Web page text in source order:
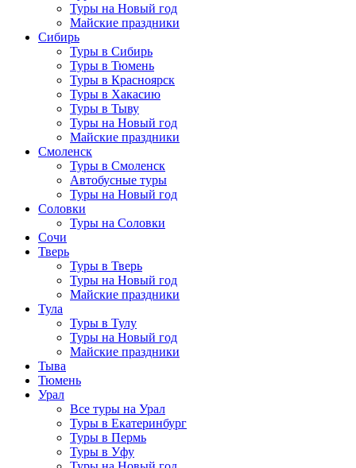
Туры на Новый год
Майские праздники
Сибирь
Туры в Сибирь
Туры в Тюмень
Туры в Красноярск
Туры в Хакасию
Туры в Тыву
Туры на Новый год
Майские праздники
Смоленск
Туры в Смоленск
Автобусные туры
Туры на Новый год
Соловки
Туры на Соловки
Сочи
Тверь
Туры в Тверь
Туры на Новый год
Майские праздники
Тула
Туры в Тулу
Туры на Новый год
Майские праздники
Тыва
Тюмень
Урал
Все туры на Урал
Туры в Екатеринбург
Туры в Пермь
Туры в Уфу